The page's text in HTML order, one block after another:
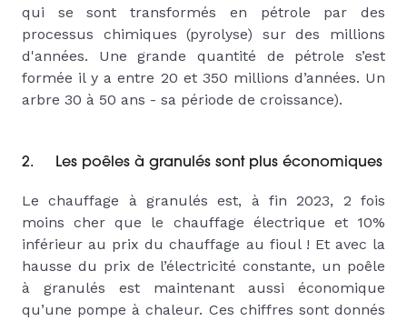
qui se sont transformés en pétrole par des
processus chimiques (pyrolyse) sur des millions
d'années. Une grande quantité de pétrole s’est
formée il y a entre 20 et 350 millions d’années. Un
arbre 30 à 50 ans - sa période de croissance).
2. Les poêles à granulés sont plus économiques
Le chauffage à granulés est, à fin 2023, 2 fois
moins cher que le chauffage électrique et 10%
inférieur au prix du chauffage au fioul ! Et avec la
hausse du prix de l’électricité constante, un poêle
à granulés est maintenant aussi économique
qu’une pompe à chaleur. Ces chiffres sont donnés